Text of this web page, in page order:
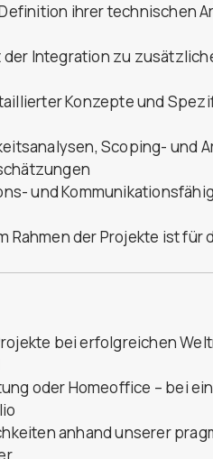
ihrer technischen
Integration zu
Konzepte und
Scoping- und
und
Rahmen der Projekte ist
bei erfolgreichen
oder Homeoffice – bei
anhand unserer